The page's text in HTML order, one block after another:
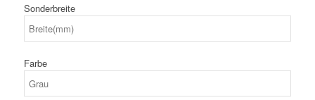
Sonderbreite
Farbe